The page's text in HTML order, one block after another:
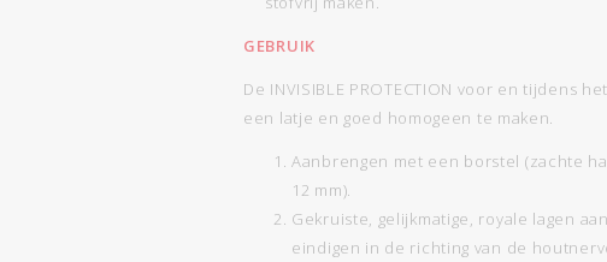
GEBRUIK
De INVISIBLE PROTECTION voor en tijdens
een latje en goed homogeen te maken.
Aanbrengen met een borstel (zachte
12 mm).
Gekruiste, gelijkmatige, royale lagen
eindigen in de richting van de